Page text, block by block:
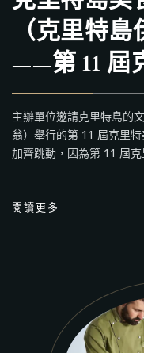
（克里特
——第 11 屆
主辦單位邀請克里特島的
翁）舉行的第 11 屆克里
加齊跳動，因為第 11 屆
閱讀更多